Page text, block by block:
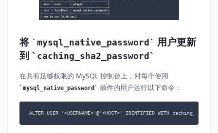
将 mysql_native_password
用户更新
到
caching_sha2_password
在具有足够权限的 MySQL 控制台上，对每个使用
mysql_native_password 插件的用户运行以下命令：
ALTER USER '<USERNAME>'@'<HOST>' IDENTIFIED WITH